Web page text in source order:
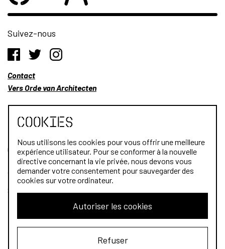
Suivez-nous
Contact
Vers Orde van Architecten
Qui sommes-nous?
Architectes
Stagiaires
Cookies
Nous utilisons les cookies pour vous offrir une meilleure
expérience utilisateur. Pour se conformer à la nouvelle
directive concernant la vie privée, nous devons vous
demander votre consentement pour sauvegarder des
cookies sur votre ordinateur.
Autoriser les cookies
Refuser